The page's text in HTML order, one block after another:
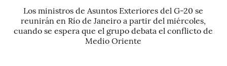
Los ministros de Asuntos Exteriores del G-20 se
reunirán en Río de Janeiro a partir del miércoles,
cuando se espera que el grupo debata el conflicto de
Medio Oriente